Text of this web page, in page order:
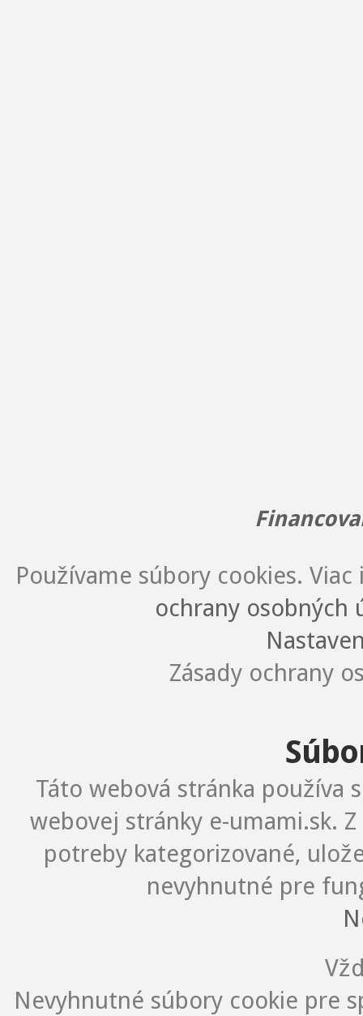
Používame súbory cookies.
ochrany osobných
Zásady ochrany
Táto webová stránka používa
webovej stránky e-umami.sk.
potreby kategorizované,
nevyhnutné pre
Nevyhnutné súbory cookie pre